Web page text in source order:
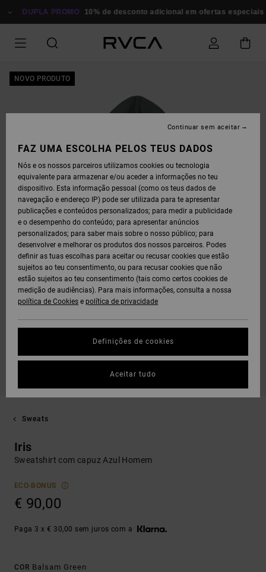
PARA DUPLA PROMO 10% de desconto adicional em ofertas especiais
NOVO PRODUTO
Sweats
Iris
Sweatshirt com capuz Azul Homem
ECO-BONUS
€ 90,00
Paga 3 x € 30,00 sem juros com a
COR Balsam Green
FAZ UMA ESCOLHA PELOS TEUS DADOS
Nós e os nossos parceiros utilizamos cookies ou tecnologia
equivalente para armazenar e/ou aceder a informações no teu
dispositivo. Esta informação pessoal (como os teus dados de
navegação e endereço IP) pode ser utilizada para te apresentar
publicações e conteúdos personalizados; para medir a publicidade
e o desempenho do conteúdo; para apresentar anúncios
personalizados; para saber mais sobre o nosso público; para
desenvolver e melhorar os produtos dos nossos parceiros. Podes
definir as tuas escolhas para aceitar ou recusar cookies que estão
sujeitos ao teu consentimento, ou para recusar cookies que não
estão sujeitos ao teu consentimento (tais como certos cookies de
medição de audiências). Para mais informações, consulta a nossa
política de Cookies e política de privacidade
Definições de cookies
Continuar sem aceitar
Aceitar tudo